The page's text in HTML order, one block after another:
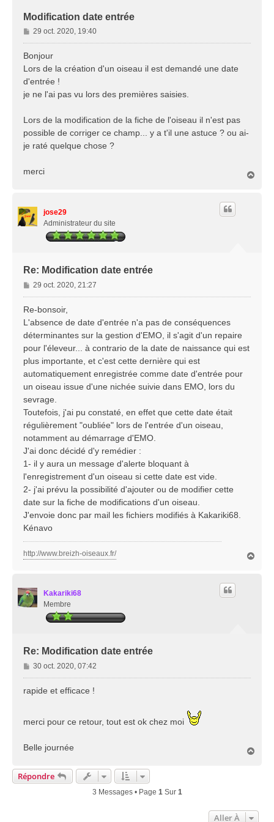
Modification date entrée
M
e
s
g
e
29 oct. 2020, 19:40
Bonjour
Lors de la création d'un oiseau il est demandé une date
d'entrée !
je ne l'ai pas vu lors des premières saisies.
Lors de la modification de la fiche de l'oiseau il n'est pas
possible de corriger ce champ... y a t'il une astuce ? ou ai-
je raté quelque chose ?
merci
jose29
Administrateur du site
Re: Modification date entrée
M
e
s
g
e
29 oct. 2020, 21:27
Re-bonsoir,
L'absence de date d'entrée n'a pas de conséquences
déterminantes sur la gestion d'EMO, il s'agit d'un repaire
pour l'éleveur... à contrario de la date de naissance qui est
plus importante, et c'est cette dernière qui est
automatiquement enregistrée comme date d'entrée pour
un oiseau issue d'une nichée suivie dans EMO, lors du
sevrage.
Toutefois, j'ai pu constaté, en effet que cette date était
régulièrement "oubliée" lors de l'entrée d'un oiseau,
notamment au démarrage d'EMO.
J'ai donc décidé d'y remédier :
1- il y aura un message d'alerte bloquant à
l'enregistrement d'un oiseau si cette date est vide.
2- j'ai prévu la possibilité d'ajouter ou de modifier cette
date sur la fiche de modifications d'un oiseau.
J'envoie donc par mail les fichiers modifiés à Kakariki68.
Kénavo
http://www.breizh-oiseaux.fr/
Kakariki68
Membre
Re: Modification date entrée
M
e
s
g
30 oct. 2020, 07:42
rapide et efficace !
merci pour ce retour, tout est ok chez moi
Belle journée
Répondre
3 Messages • Page 1Sur 1
Aller À